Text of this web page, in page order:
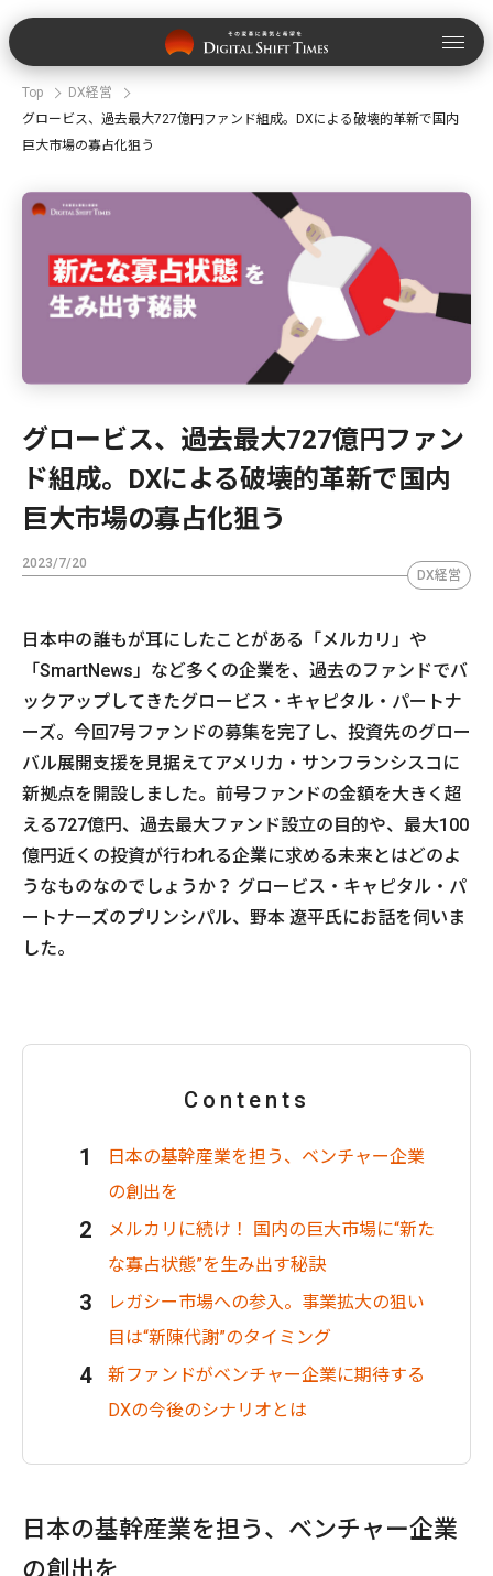
Top
DX経営
グロービス、過去最大727億円ファンド組成。DXによる破壊的革新で国内
巨大市場の寡占化狙う
グロービス、過去最大727億円ファン
ド組成。DXによる破壊的革新で国内
巨大市場の寡占化狙う
2023/7/20
DX経営
日本中の誰もが耳にしたことがある「メルカリ」や
「SmartNews」など多くの企業を、過去のファンドでバ
ックアップしてきたグロービス・キャピタル・パートナ
ーズ。今回7号ファンドの募集を完了し、投資先のグロー
バル展開支援を見据えてアメリカ・サンフランシスコに
新拠点を開設しました。前号ファンドの金額を大きく超
える727億円、過去最大ファンド設立の目的や、最大100
億円近くの投資が行われる企業に求める未来とはどのよ
うなものなのでしょうか？ グロービス・キャピタル・パ
ートナーズのプリンシパル、野本 遼平氏にお話を伺いま
した。
Contents
日本の基幹産業を担う、ベンチャー企業
の創出を
メルカリに続け！ 国内の巨大市場に“新た
な寡占状態”を生み出す秘訣
レガシー市場への参入。事業拡大の狙い
目は“新陳代謝”のタイミング
新ファンドがベンチャー企業に期待する
DXの今後のシナリオとは
日本の基幹産業を担う、ベンチャー企業
の創出を